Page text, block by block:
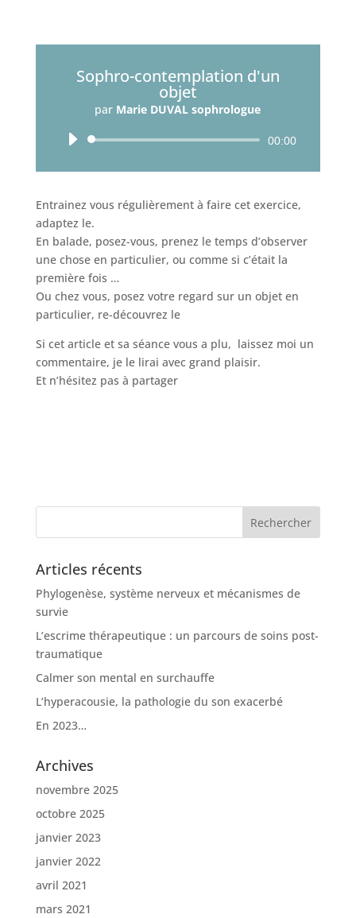
Sophro-contemplation d'un
objet
par Marie DUVAL sophrologue
Lecteur
00:00
Entrainez vous régulièrement à faire cet exercice,
adaptez le.
En balade, posez-vous, prenez le temps d’observer
une chose en particulier, ou comme si c’était la
première fois …
Ou chez vous, posez votre regard sur un objet en
particulier, re-découvrez le
Si cet article et sa séance vous a plu, laissez moi un
commentaire, je le lirai avec grand plaisir.
Et n’hésitez pas à partager
Articles récents
Phylogenèse, système nerveux et mécanismes de
survie
L’escrime thérapeutique : un parcours de soins post-
traumatique
Calmer son mental en surchauffe
L’hyperacousie, la pathologie du son exacerbé
En 2023…
Archives
novembre 2025
octobre 2025
janvier 2023
janvier 2022
avril 2021
mars 2021